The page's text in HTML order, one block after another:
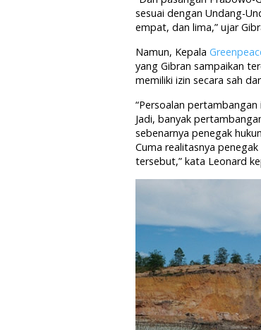
sesuai dengan Undang-
empat, dan lima,” ujar
Namun, Kepala
yang Gibran sampaikan
memiliki izin secara sah
“Persoalan
Jadi, banyak
sebenarnya penegak
Cuma realitasnya
tersebut,” kata Leonard